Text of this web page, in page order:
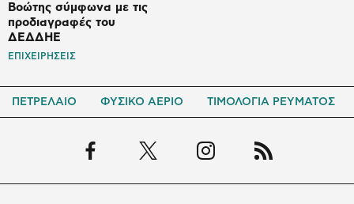
Βοώτης σύμφωνα με τις
προδιαγραφές του
ΔΕΔΔΗΕ
ΕΠΙΧΕΙΡΗΣΕΙΣ
ΠΕΤΡΕΛΑΙΟ ΦΥΣΙΚΟ ΑΕΡΙΟ ΤΙΜΟΛΟΓΙΑ ΡΕΥΜΑΤΟΣ